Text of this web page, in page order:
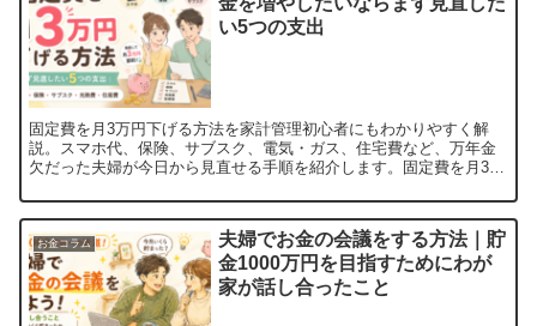
い5つの支出
固定費を月3万円下げる方法を家計管理初心者にもわかりやすく解
説。スマホ代、保険、サブスク、電気・ガス、住宅費など、万年金
欠だった夫婦が今日から見直せる手順を紹介します。固定費を月3万
お金コラム
夫婦でお金の会議をする方法｜貯
金1000万円を目指すためにわが
家が話し合ったこと